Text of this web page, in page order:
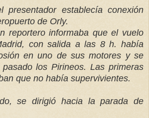
establecía conexión
de Orly.
reportero informaba que el vuelo
con salida a las 8 h. había
en uno de sus motores y se
los Pirineos. Las primeras
que no había supervivientes.
se dirigió hacia la parada de